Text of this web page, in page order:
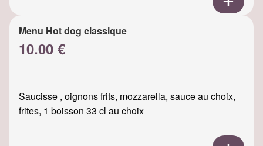
Menu Hot dog classique
10.00 €
Saucisse , oignons frits, mozzarella, sauce au choix,
frites, 1 boisson 33 cl au choix